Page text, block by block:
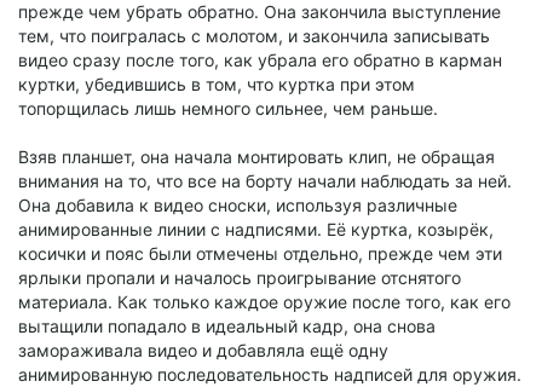
прежде чем убрать обратно. Она закончила выступление
тем, что поигралась с молотом, и закончила записывать
видео сразу после того, как убрала его обратно в карман
куртки, убедившись в том, что куртка при этом
топорщилась лишь немного сильнее, чем раньше.
Взяв планшет, она начала монтировать клип, не обращая
внимания на то, что все на борту начали наблюдать за ней.
Она добавила к видео сноски, используя различные
анимированные линии с надписями. Её куртка, козырёк,
косички и пояс были отмечены отдельно, прежде чем эти
ярлыки пропали и началось проигрывание отснятого
материала. Как только каждое оружие после того, как его
вытащили попадало в идеальный кадр, она снова
замораживала видео и добавляла ещё одну
анимированную последовательность надписей для оружия.